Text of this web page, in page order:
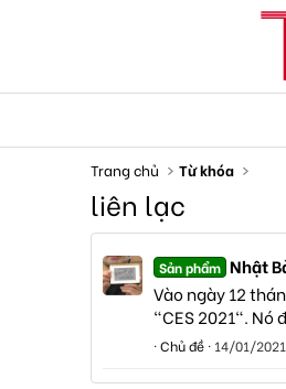
Trang chủ Từ khóa
liên lạc
Sản phẩm Nhật
Vào ngày 12
"CES 2021". Nó
Chủ đề 14/01/2021